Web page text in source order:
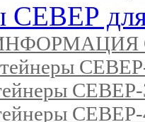
СЕВЕР для